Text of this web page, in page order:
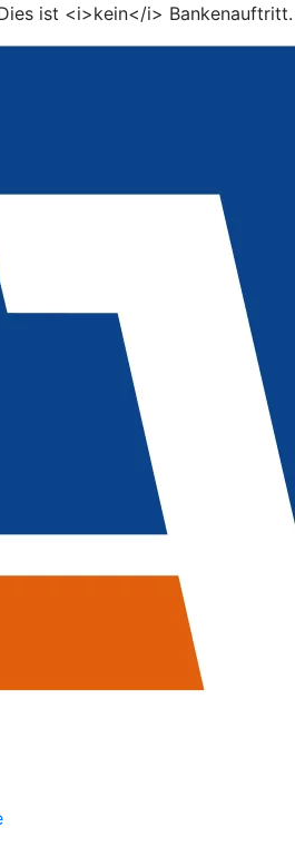
ist <i>kein</i> Bankenauftritt.